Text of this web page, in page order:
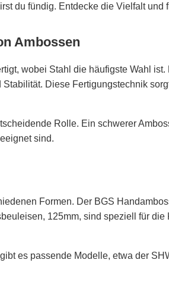
du fündig. Entdecke die Vielfalt und
Ambossen
wobei Stahl die häufigste Wahl
Diese Fertigungstechnik
Rolle. Ein schwerer
sind.
Formen. Der BGS
125mm, sind speziell für
es passende Modelle, etwa der